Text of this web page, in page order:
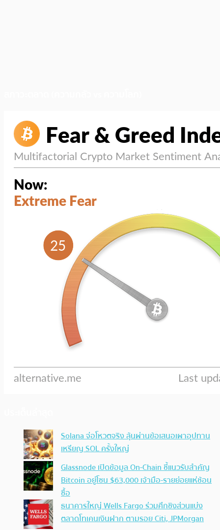
Solana จ่อโหวตจริง ลุ้นผ่านข้อเสนอเผาอุปทาน
เหรียญ SOL ครั้งใหญ่
Glassnode เปิดข้อมูล On-Chain ชี้แนวรับสำคัญ
Bitcoin อยู่โซน $63,000 เจ้ามือ-รายย่อยแห่ช้อน
ซื้อ
ธนาคารใหญ่ Wells Fargo ร่วมศึกชิงส่วนแบ่ง
ตลาดโทเคนเงินฝาก ตามรอย Citi, JPMorgan